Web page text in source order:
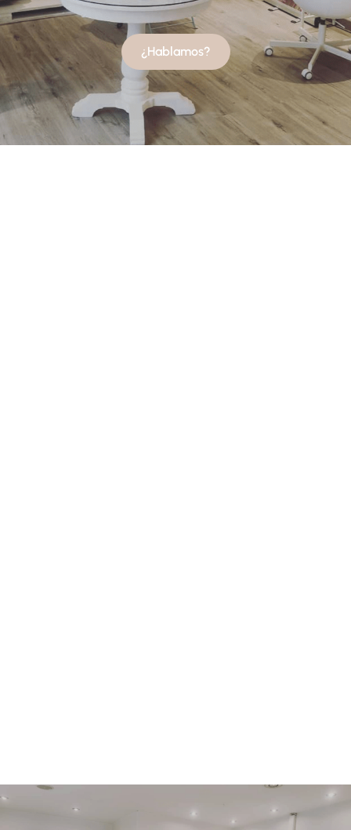
¿Hablamos?